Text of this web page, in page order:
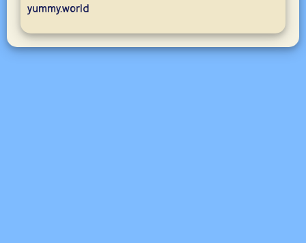
yummy.world